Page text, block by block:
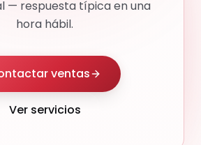
— respuesta típica en una
hora hábil.
ventas
Ver servicios